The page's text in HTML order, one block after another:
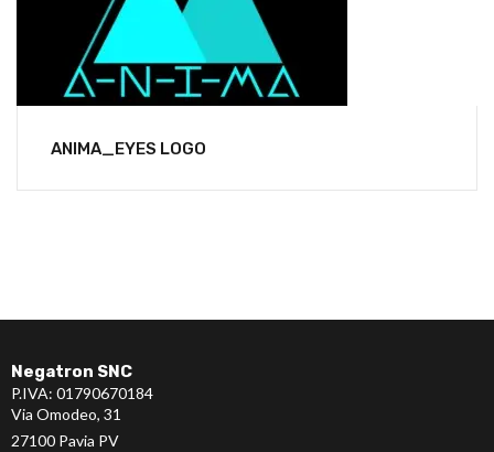
ANIMA_EYES LOGO
Negatron SNC
P.IVA: 01790670184
Via Omodeo, 31
27100 Pavia PV